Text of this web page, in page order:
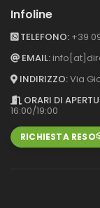
Infoline
TELEFONO: +39
EMAIL:
INDIRIZZO:Via
ORARI DI
16:00/19:00
RICHIESTA RESO